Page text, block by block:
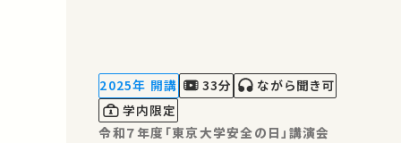
語版は、日本手話通訳と字幕付きとなっ
ております。ぜひご覧ください。 ◆開会
…
2025年 開講 33分
ながら聞き可
学内限定
令和７年度「東京大学安全の日」講演会